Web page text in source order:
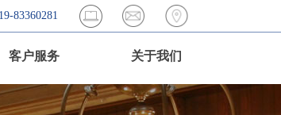
83360281
客户服务 关于我们